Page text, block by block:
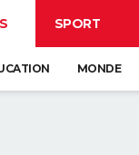
SPORT
MONDE